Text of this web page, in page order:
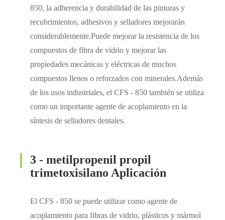
850, la adherencia y durabilidad de las pinturas y
recubrimientos, adhesivos y selladores mejorarán
considerablemente.Puede mejorar la resistencia de los
compuestos de fibra de vidrio y mejorar las
propiedades mecánicas y eléctricas de muchos
compuestos llenos o reforzados con minerales.Además
de los usos industriales, el CFS - 850 también se utiliza
como un importante agente de acoplamiento en la
síntesis de selladores dentales.
3 - metilpropenil propil
trimetoxisilano Aplicación
El CFS - 850 se puede utilizar como agente de
acoplamiento para fibras de vidrio, plásticos y mármol